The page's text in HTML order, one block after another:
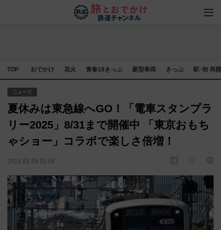
TOP おでかけ 花火 青春18きっぷ 新型車両 きっぷ 駅･街 再
ニュース
夏休みは東急線へGO！「電車スタンプラ
リー2025」8/31まで開催中 「東京おもち
ゃショー」コラボで楽しさ倍増！
2025.08.09 06:08